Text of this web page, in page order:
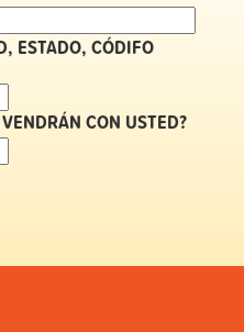
ESTADO, CÓDIFO
CON USTED?